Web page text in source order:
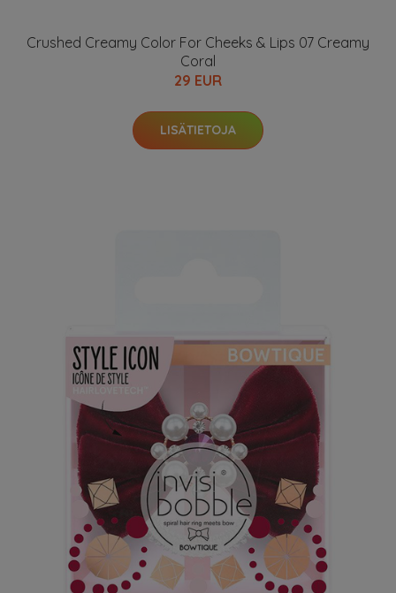
Crushed Creamy Color For Cheeks & Lips 07 Creamy
Coral
29 EUR
LISÄTIETOJA